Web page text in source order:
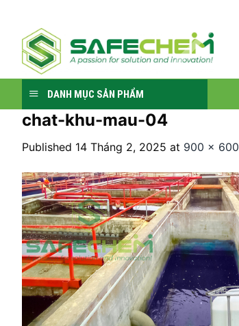
content
DANH MỤC SẢN PHẨM
chat-khu-mau-04
Published 14 Tháng 2, 2025 at 900 × 600